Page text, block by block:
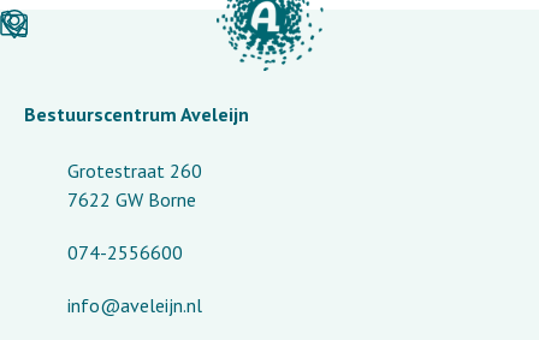
Bestuurscentrum Aveleijn
Grotestraat 260
7622 GW Borne
074-2556600
info@aveleijn.nl